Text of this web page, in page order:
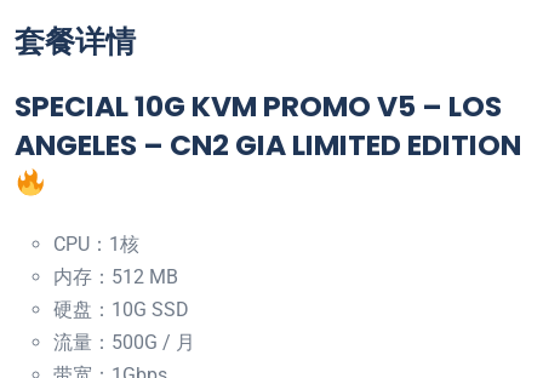
套餐详情
SPECIAL 10G KVM PROMO V5 – LOS
ANGELES – CN2 GIA LIMITED EDITION
CPU：1核
内存：512 MB
硬盘：10G SSD
流量：500G / 月